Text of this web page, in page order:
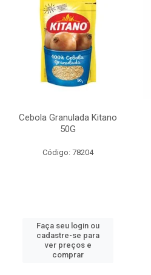
Cebola Granulada Kitano
50G
Código: 78204
Faça seu login ou
cadastre-se para
ver preços e
comprar